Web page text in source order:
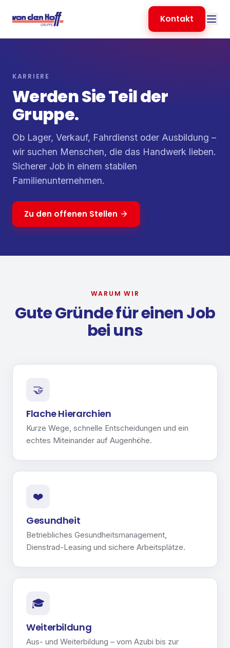
Kontakt
KARRIERE
Werden Sie Teil der
Gruppe.
Ob Lager, Verkauf, Fahrdienst oder Ausbildung –
wir suchen Menschen, die das Handwerk lieben.
Sicherer Job in einem stabilen
Familienunternehmen.
Zu den offenen Stellen
WARUM WIR
Gute Gründe für einen Job
bei uns
🤝
Flache Hierarchien
Kurze Wege, schnelle Entscheidungen und ein
echtes Miteinander auf Augenhöhe.
❤️
Gesundheit
Betriebliches Gesundheitsmanagement,
Dienstrad-Leasing und sichere Arbeitsplätze.
🎓
Weiterbildung
Aus- und Weiterbildung – vom Azubi bis zur